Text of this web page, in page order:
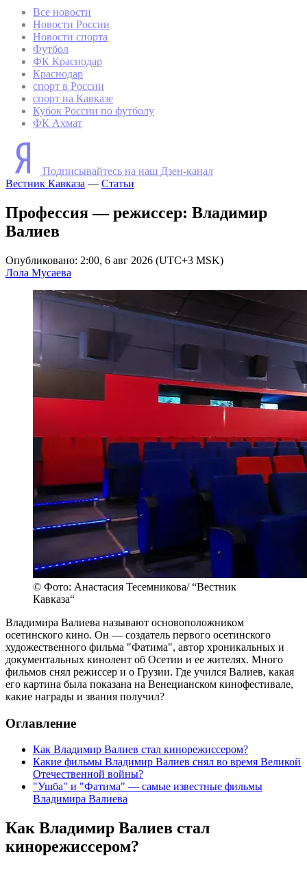
Все новости
Новости России
Новости спорта
Футбол
ФК Краснодар
Краснодар
спорт в России
спорт на Кавказе
Кубок России по футболу
ФК Ахмат
Подписывайтесь на наш Дзен-канал
Вестник Кавказа — Статьи
Профессия — режиссер: Владимир
Валиев
Опубликовано: 2:00, 6 авг 2026 (UTC+3 MSK)
Лола Мусаева
© Фото: Анастасия Тесемникова/ “Вестник
Кавказа“
Владимира Валиева называют основоположником
осетинского кино. Он — создатель первого осетинского
художественного фильма "Фатима", автор хроникальных и
документальных кинолент об Осетии и ее жителях. Много
фильмов снял режиссер и о Грузии. Где учился Валиев, какая
его картина была показана на Венецианском кинофестивале,
какие награды и звания получил?
Оглавление
Как Владимир Валиев стал кинорежиссером?
Какие фильмы Владимир Валиев снял во время Великой
Отечественной войны?
"Ушба" и "Фатима" — самые известные фильмы
Владимира Валиева
Как Владимир Валиев стал
кинорежиссером?